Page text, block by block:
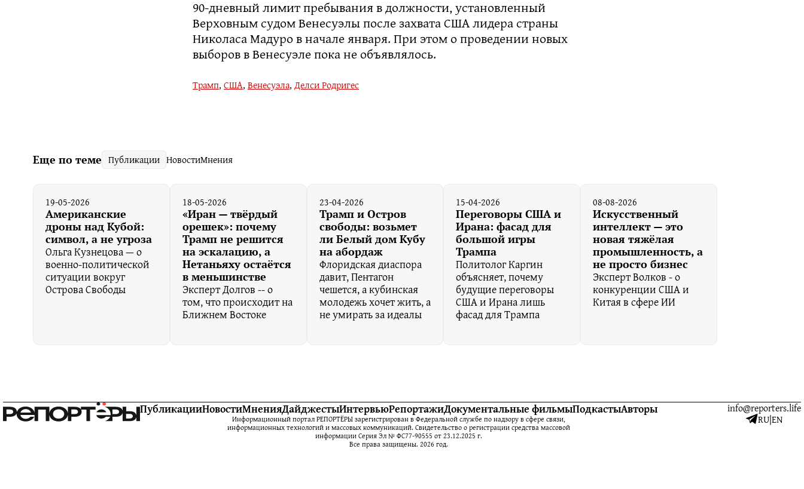
90-дневный лимит пребывания в должности, установленный
Верховным судом Венесуэлы после захвата США лидера страны
Николаса Мадуро в начале января. При этом о проведении новых
выборов в Венесуэле пока не объявлялось.
Трамп, США, Венесуэла, Делси Родригес
Еще по теме Публикации НовостиМнения
19-05-2026
Американские
дроны над Кубой:
символ, а не угроза
Ольга Кузнецова — о
военно-политической
ситуации вокруг
Острова Свободы
18-05-2026
«Иран — твёрдый
орешек»: почему
Трамп не решится
на эскалацию, а
Нетаньяху остаётся
в меньшинстве
Эксперт Долгов -- о
том, что происходит на
Ближнем Востоке
23-04-2026
Трамп и Остров
свободы: возьмет
ли Белый дом Кубу
на абордаж
Флоридская диаспора
давит, Пентагон
чешется, а кубинская
молодежь хочет жить, а
не умирать за идеалы
15-04-2026
Переговоры США и
Ирана: фасад для
большой игры
Трампа
Политолог Каргин
объясняет, почему
будущие переговоры
США и Ирана лишь
фасад для Трампа
08-08-2026
Искусственный
интеллект — это
новая тяжёлая
промышленность, а
не просто бизнес
Эксперт Волков - о
конкуренции США и
Китая в сфере ИИ
ПубликацииНовостиМненияДайджестыИнтервьюРепортажиДокументальные фильмыПодкастыАвторы
Информационный портал РЕПОРТЁРЫ зарегистрирован в Федеральной службе по надзору в сфере связи,
информационных технологий и массовых коммуникаций. Свидетельство о регистрации средства массовой
информации Серия Эл № ФС77-90555 от 23.12.2025 г.
Все права защищены. 2026 год.
info@reporters.life
RU|EN